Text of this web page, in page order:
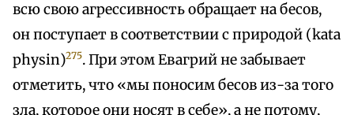
всю свою агрессивность обращает на бесов,
он поступает в соответствии с природой (katа
physin)275. При этом Евагрий не забывает
отметить, что «мы поносим бесов из-за того
зла, которое они носят в себе», а не потому,